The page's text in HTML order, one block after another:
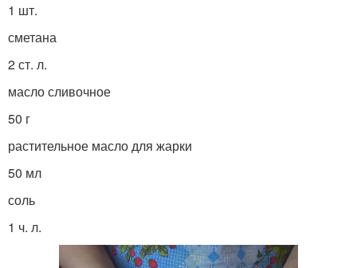
1 шт.
сметана
2 ст. л.
масло сливочное
50 г
растительное масло для жарки
50 мл
соль
1 ч. л.